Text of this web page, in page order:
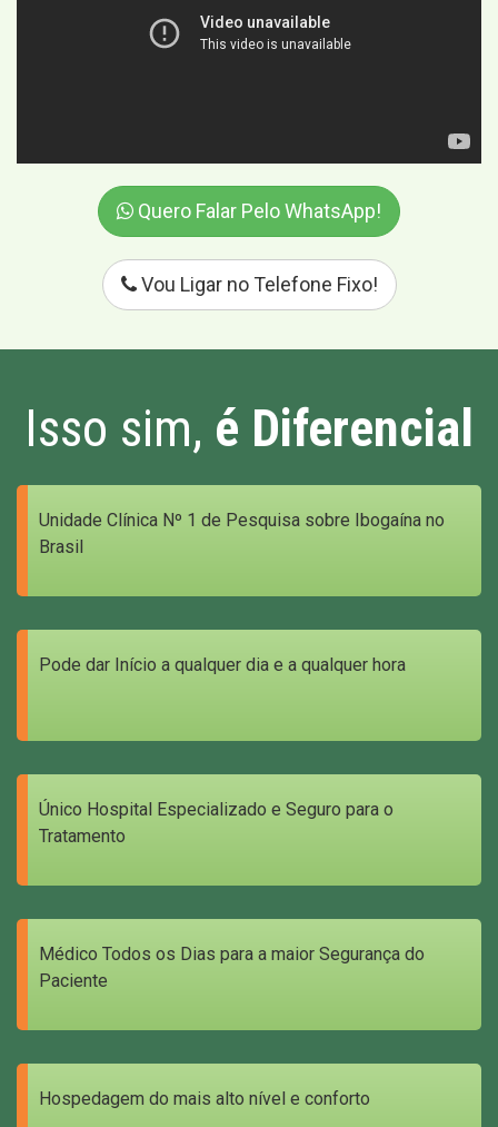
Quero Falar Pelo WhatsApp!
Vou Ligar no Telefone Fixo!
Isso sim, é Diferencial
Unidade Clínica Nº 1 de Pesquisa sobre Ibogaína no
Brasil
Pode dar Início a qualquer dia e a qualquer hora
Único Hospital Especializado e Seguro para o
Tratamento
Médico Todos os Dias para a maior Segurança do
Paciente
Hospedagem do mais alto nível e conforto